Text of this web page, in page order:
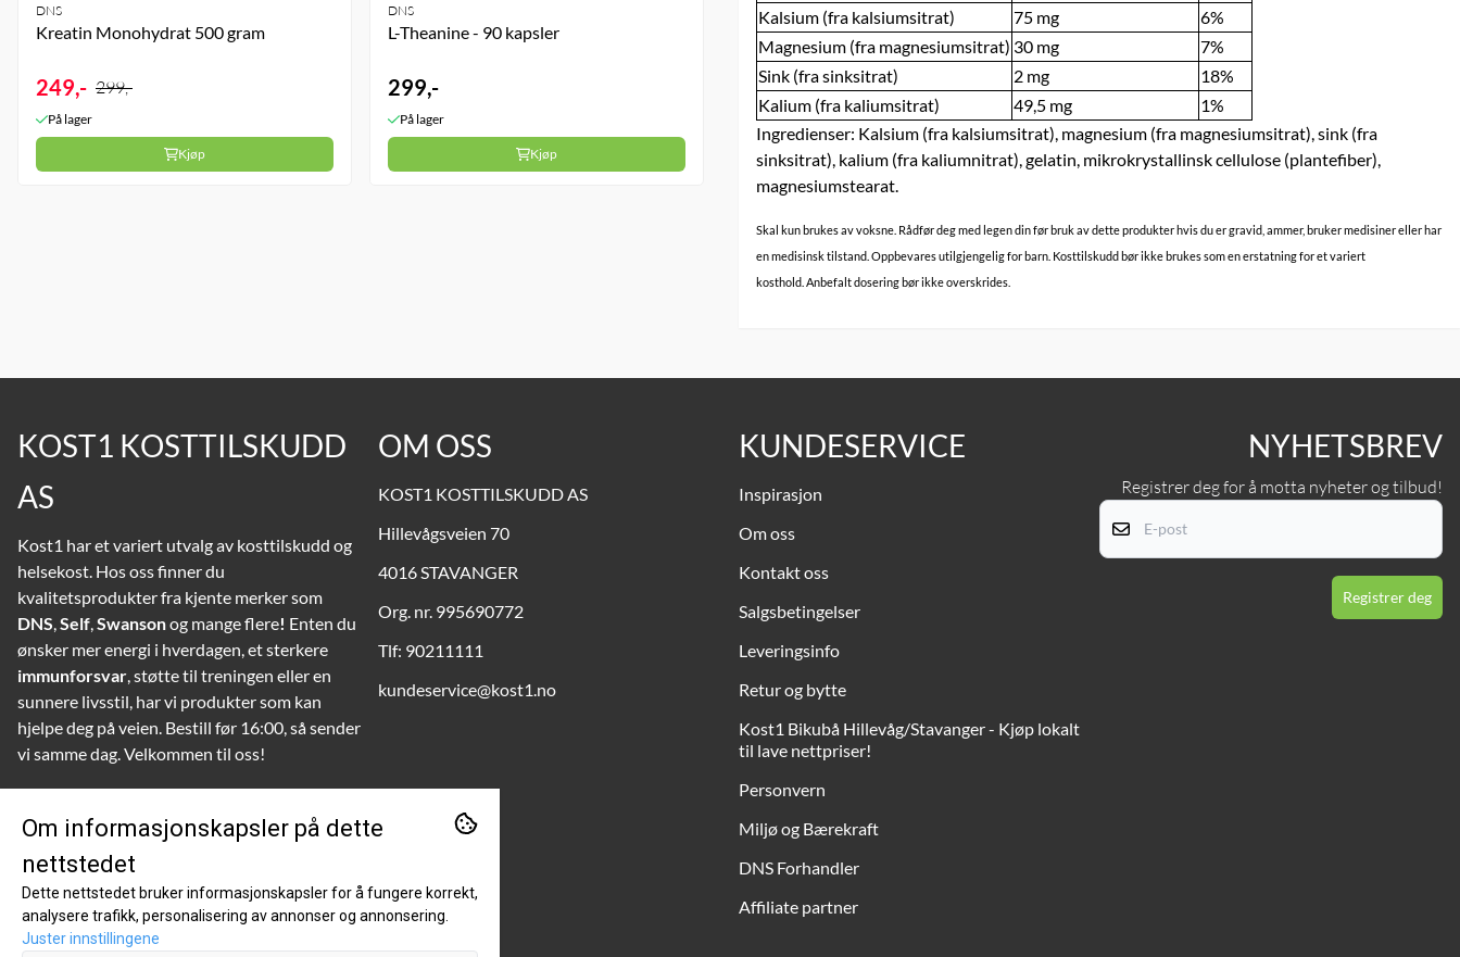
DNS
Kreatin Monohydrat 500 gram
249,- 299,-
På lager
Kjøp
DNS
L-Theanine - 90 kapsler
299,-
På lager
Kjøp
Kalsium (fra kalsiumsitrat)
75 mg
6%
Magnesium (fra magnesiumsitrat) 30 mg
7%
Sink (fra sinksitrat)
2 mg
18%
Kalium (fra kaliumsitrat)
49,5 mg
1%
Ingredienser: Kalsium (fra kalsiumsitrat), magnesium (fra magnesiumsitrat), sink (fra
sinksitrat), kalium (fra kaliumnitrat), gelatin, mikrokrystallinsk cellulose (plantefiber),
magnesiumstearat.
Skal kun brukes av voksne. Rådfør deg med legen din før bruk av dette produkter hvis du er gravid, ammer, bruker medisiner eller har
en medisinsk tilstand. Oppbevares utilgjengelig for barn. Kosttilskudd bør ikke brukes som en erstatning for et variert
kosthold. Anbefalt dosering bør ikke overskrides.
KOST1 KOSTTILSKUDD
AS
Kost1 har et variert utvalg av kosttilskudd og
helsekost. Hos oss finner du
kvalitetsprodukter fra kjente merker som
DNS,Self,Swansonog mange flere! Enten du
ønsker mer energi i hverdagen, et sterkere
immunforsvar, støtte til treningen eller en
sunnere livsstil, har vi produkter som kan
hjelpe deg på veien. Bestill før 16:00, så sender
vi samme dag. Velkommen til oss!
OM OSS
KOST1 KOSTTILSKUDD AS
Hillevågsveien 70
4016 STAVANGER
Org. nr. 995690772
Tlf: 90211111
kundeservice@kost1.no
KUNDESERVICE
Inspirasjon
Om oss
Kontakt oss
Salgsbetingelser
Leveringsinfo
Retur og bytte
Kost1 Bikubå Hillevåg/Stavanger - Kjøp lokalt
til lave nettpriser!
Personvern
Miljø og Bærekraft
DNS Forhandler
Affiliate partner
NYHETSBREV
Registrer deg for å motta nyheter og tilbud!
E-
Registrer deg
Om informasjonskapsler på dette
nettstedet
Dette nettstedet bruker informasjonskapsler for å fungere korrekt,
analysere trafikk, personalisering av annonser og annonsering.
Juster innstillingene